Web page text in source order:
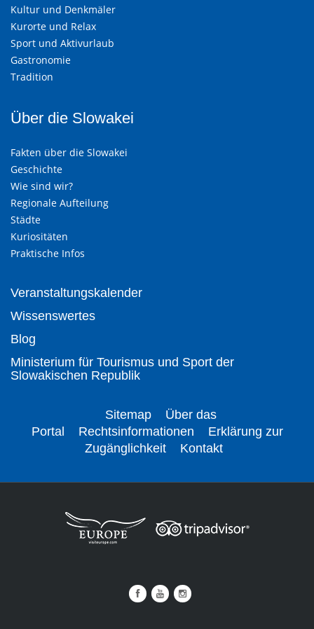
Kultur und Denkmäler
Kurorte und Relax
Sport und Aktivurlaub
Gastronomie
Tradition
Über die Slowakei
Fakten über die Slowakei
Geschichte
Wie sind wir?
Regionale Aufteilung
Städte
Kuriositäten
Praktische Infos
Veranstaltungskalender
Wissenswertes
Blog
Ministerium für Tourismus und Sport der
Slowakischen Republik
Sitemap
Über das
Portal
Rechtsinformationen
Erklärung zur
Zugänglichkeit
Kontakt